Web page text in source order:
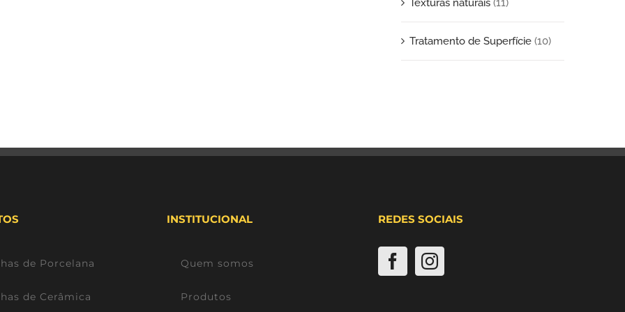
Tratamento de Superfície (10)
de Porcelana
de Cerâmica
INSTITUCIONAL
Quem somos
Produtos
REDES SOCIAIS